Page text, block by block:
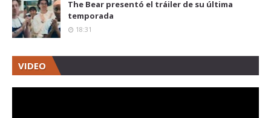
The Bear presentó el tráiler de su última
temporada
18:31
VIDEO